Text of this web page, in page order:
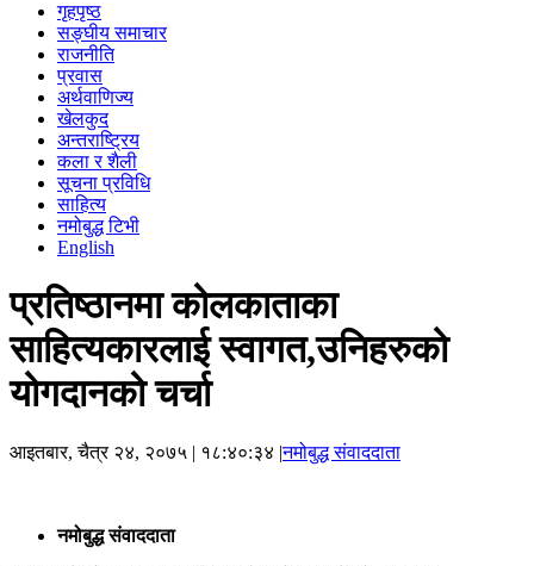
गृहपृष्ठ
सङ्घीय समाचार
राजनीति
प्रवास
अर्थवाणिज्य
खेलकुद
अन्तराष्ट्रिय
कला र शैली
सूचना प्रविधि
साहित्य
नमोबुद्ध टिभी
English
प्रतिष्ठानमा कोलकाताका
साहित्यकारलाई स्वागत,उनिहरुको
योगदानको चर्चा
आइतबार, चैत्र २४, २०७५ | १८:४०:३४ |नमोबुद्ध संवाददाता
नमोबुद्ध संवाददाता